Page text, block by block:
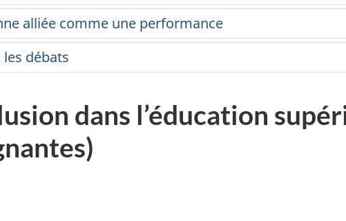
alliée comme une performance
débats
dans l’éducation